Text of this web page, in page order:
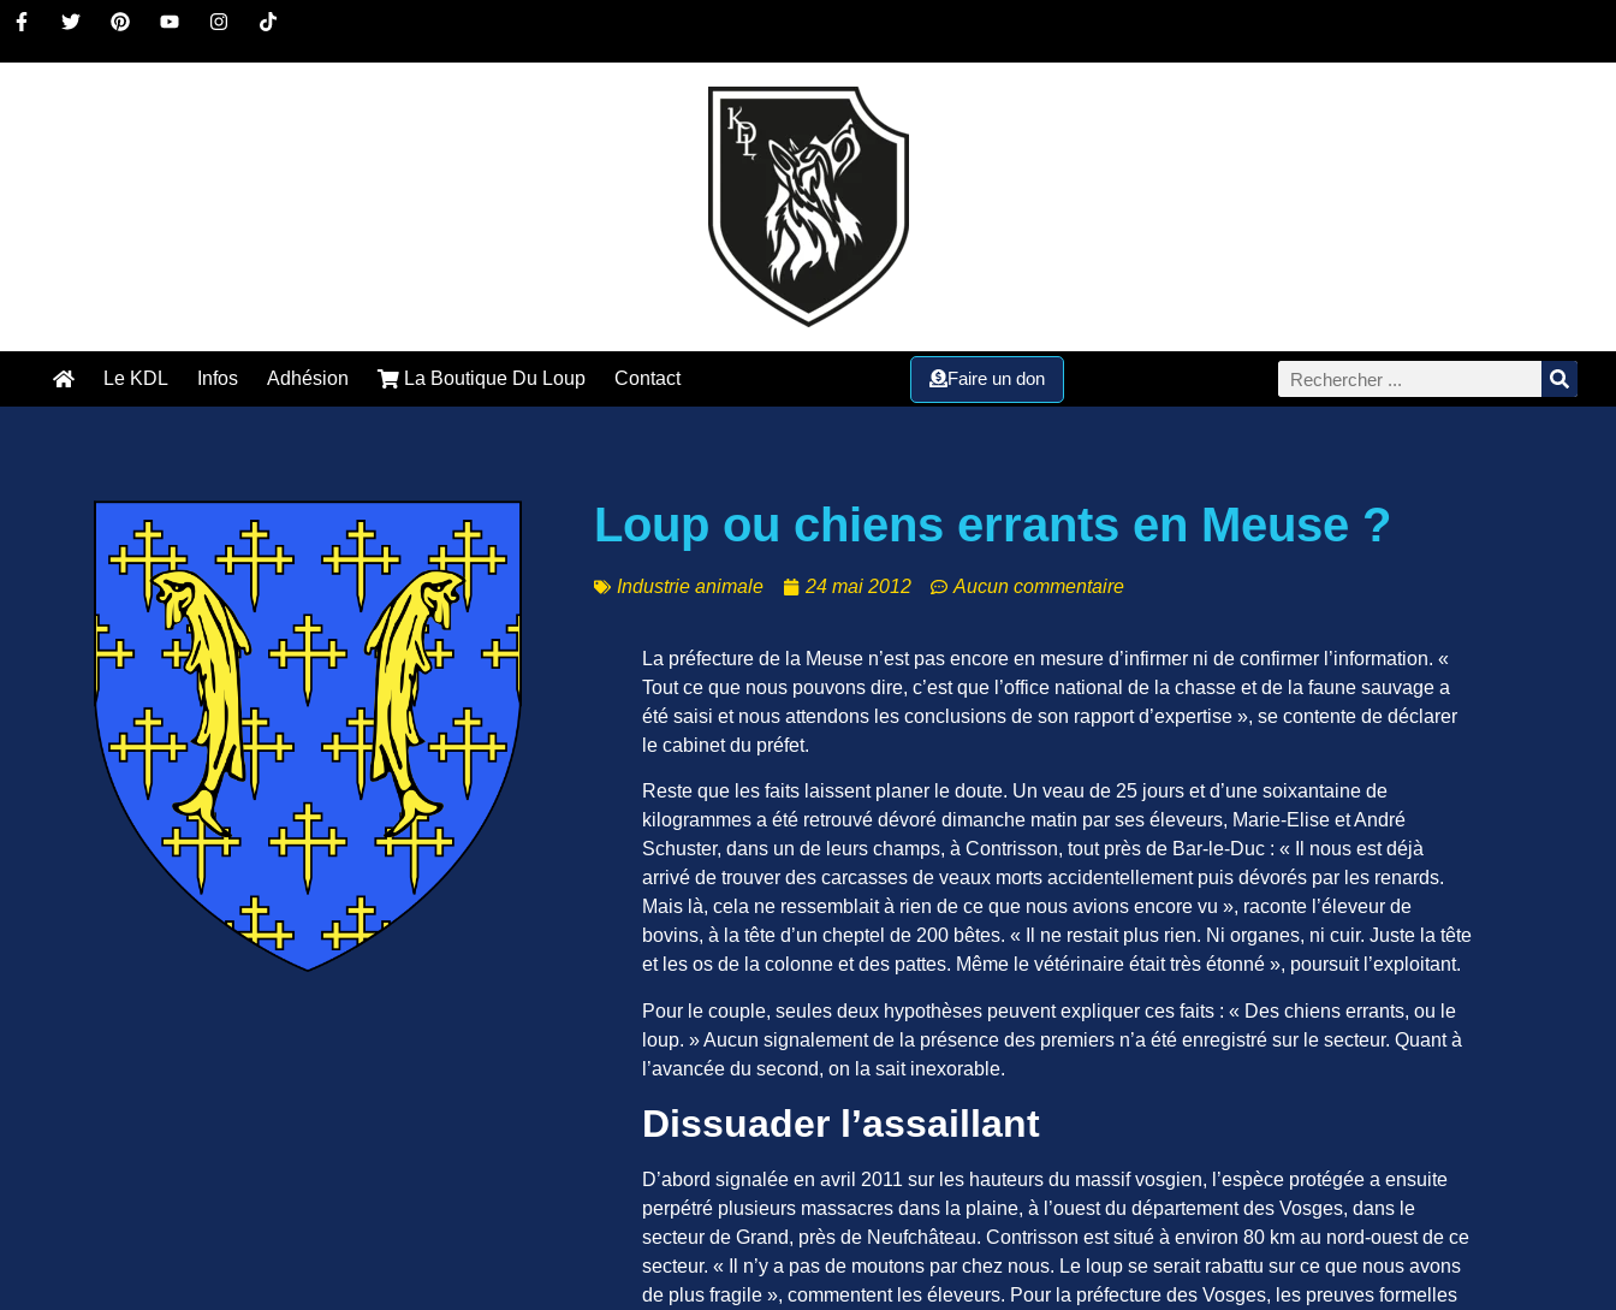
Le KDL Infos Adhésion La Boutique Du Loup Contact Faire un don
Loup ou chiens errants en Meuse ?
Industrie animale 24 mai 2012 Aucun commentaire
La préfecture de la Meuse n’est pas encore en mesure d’infirmer ni de confirmer l’information. «
Tout ce que nous pouvons dire, c’est que l’office national de la chasse et de la faune sauvage a
été saisi et nous attendons les conclusions de son rapport d’expertise », se contente de déclarer
le cabinet du préfet.
Reste que les faits laissent planer le doute. Un veau de 25 jours et d’une soixantaine de
kilogrammes a été retrouvé dévoré dimanche matin par ses éleveurs, Marie-Elise et André
Schuster, dans un de leurs champs, à Contrisson, tout près de Bar-le-Duc : « Il nous est déjà
arrivé de trouver des carcasses de veaux morts accidentellement puis dévorés par les renards.
Mais là, cela ne ressemblait à rien de ce que nous avions encore vu », raconte l’éleveur de
bovins, à la tête d’un cheptel de 200 bêtes. « Il ne restait plus rien. Ni organes, ni cuir. Juste la tête
et les os de la colonne et des pattes. Même le vétérinaire était très étonné », poursuit l’exploitant.
Pour le couple, seules deux hypothèses peuvent expliquer ces faits : « Des chiens errants, ou le
loup. » Aucun signalement de la présence des premiers n’a été enregistré sur le secteur. Quant à
l’avancée du second, on la sait inexorable.
Dissuader l’assaillant
D’abord signalée en avril 2011 sur les hauteurs du massif vosgien, l’espèce protégée a ensuite
perpétré plusieurs massacres dans la plaine, à l’ouest du département des Vosges, dans le
secteur de Grand, près de Neufchâteau. Contrisson est situé à environ 80 km au nord-ouest de ce
secteur. « Il n’y a pas de moutons par chez nous. Le loup se serait rabattu sur ce que nous avons
de plus fragile », commentent les éleveurs. Pour la préfecture des Vosges, les preuves formelles